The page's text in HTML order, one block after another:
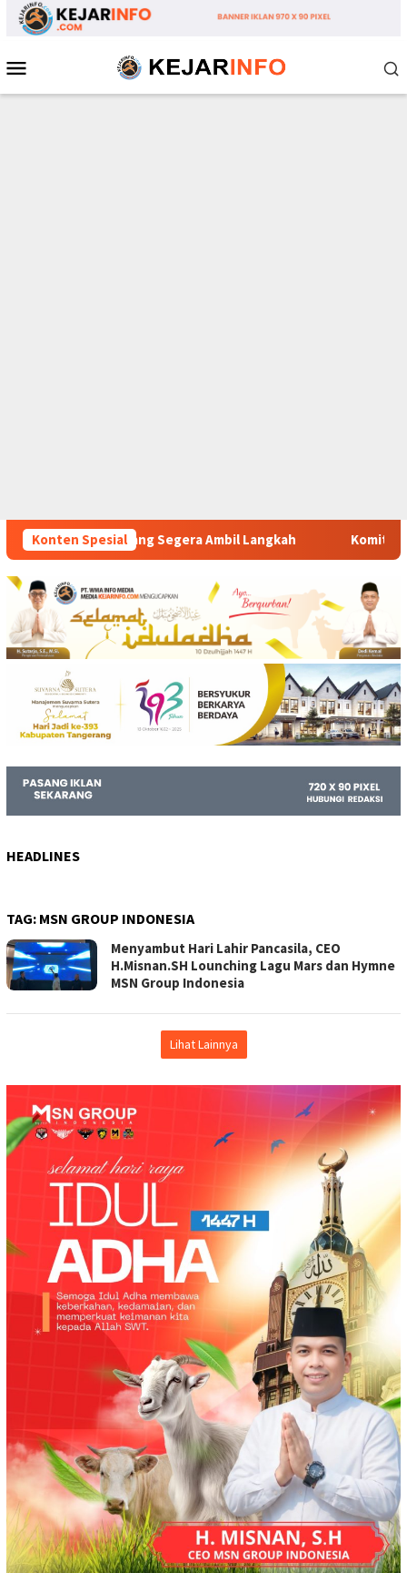
Loncat
Mobile
Konten Spesial
Ambil Langkah Komitmen Polsek Tigaraksa Tindak
HEADLINES
TAG: MSN GROUP INDONESIA
Menyambut Hari Lahir Pancasila, CEO
H.Misnan.SH Lounching Lagu Mars dan Hymne
MSN Group Indonesia
Lihat Lainnya